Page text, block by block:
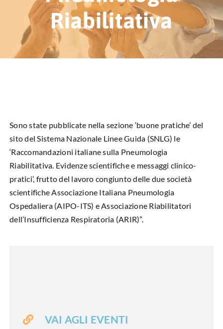
NEWS & EVENTI
CHI SIAMO
DIVENTA SOCIO
LIBRO SCRITTURE IN ROSA
Riabilitativa
Sono state pubblicate nella sezione ‘buone pratiche’ del
sito del Sistema Nazionale Linee Guida (SNLG) le
‘Raccomandazioni italiane sulla Pneumologia
Riabilitativa. Evidenze scientifiche e messaggi clinico-
pratici’, frutto del lavoro congiunto delle due società
scientifiche Associazione Italiana Pneumologia
Ospedaliera (AIPO-ITS) e Associazione Riabilitatori
dell’Insufficienza Respiratoria (ARIR)”.
VAI AGLI EVENTI